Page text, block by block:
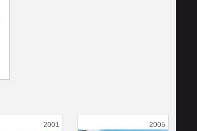
2001 2005